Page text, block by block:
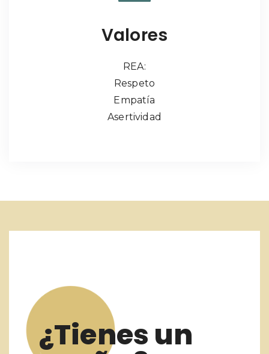
Valores
REA:
Respeto
Empatía
Asertividad
¿Tienes un